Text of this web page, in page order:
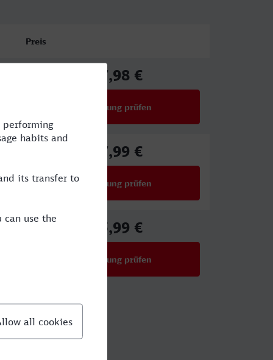
Preis
67,98 €
Verbindung prüfen
57,99 €
Verbindung prüfen
35,99 €
Verbindung prüfen